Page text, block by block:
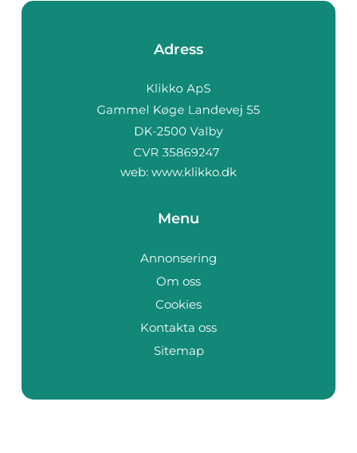
Adress
web: www.klikko.dk
Menu
Annonsering
Om oss
Cookies
Kontakta oss
Sitemap